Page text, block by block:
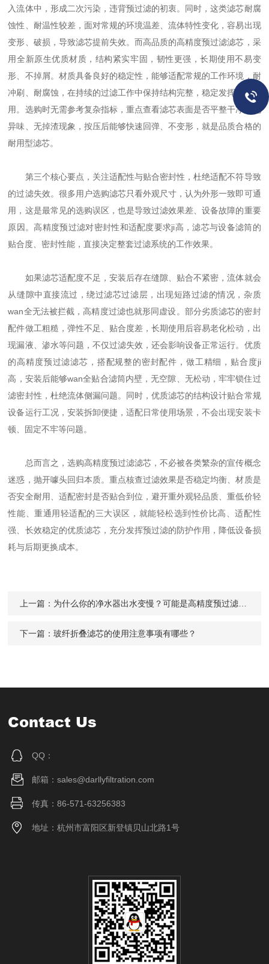
入流体中，形成二次污染，违背预过滤的初衷。同时，这类滤芯耐腐
蚀性、耐温性较差，面对常规的环境温差、流体特性变化，容易出现
变形、破损，导致滤芯提前失效。而高品质的高精度预过滤滤芯，采
用全新原生优质材质，结构紧实牢固，韧性更强，长期使用不易变
形、不掉屑。材质具备良好的稳定性，能够适配常规的工作环境，耐
冲刷、耐腐蚀，在持续的过滤工作中保持结构完整，稳定发挥过滤作
用。选购时无需参考复杂指标，重点查看滤芯表面是否平整干净、无
异味、无掉渣现象，按压后能够快速回弹、不变形，就是品质合格的
耐用型滤芯。
第三个核心要点，关注适配性与贴合密封性，杜绝适配不符导致
的过滤失效。很多用户选购滤芯只看外观尺寸，认为外形一致即可通
用，这是最常见的选购误区，也是导致过滤效果差、设备故障的重要
原因。高精度预过滤对密封性和适配度要求ji高，滤芯与设备滤筒的
贴合度、密封性能，直接决定整套过滤系统的工作效果。
如果滤芯适配度不足，安装后存在缝隙、贴合不紧密，流体就会
从缝隙中直接流过，绕过滤芯过滤层，出现短路过滤的情况，杂质
wan全无法被拦截，高精度过滤也就形同虚设。部分劣质滤芯的密封
配件做工粗糙，弹性不足、贴合度差，长期使用后容易老化松动，出
现漏液、渗水等问题，不仅过滤失效，还会影响设备正常运行。优质
的高精度预过滤滤芯，搭配规整的密封配件，做工精细，贴合度ji
高，安装后能够wan全贴合滤筒内壁，无空隙、无松动，牢牢锁住过
滤密封性，杜绝流体侧漏问题。同时，优质滤芯的结构设计贴合常规
设备运行工况，安装拆卸便捷，适配日常使用场景，不会出现安装卡
顿、固定不牢等问题。
总而言之，选购高精度预过滤滤芯，不必被各类繁杂的宣传概念
迷惑，抛开噱头回归本质。重点核查过滤效果是否稳定均衡、材质是
否安全耐用、适配密封是否贴合到位，避开重外观轻品质、重低价轻
性能、重通用轻适配的三大误区，就能轻松选到性价比高、适配性
强、长效稳定的优质滤芯，充分发挥预过滤的防护作用，降低设备损
耗与后期更换成本。
上一篇： 为什么你的净水器出水变慢？可能是高精度预过滤滤芯该更换了，附详细判断标准！
下一篇：玻纤折叠滤芯的使用注意事项有哪些？
Contact Us
QQ：
邮箱：sales@darllyfiltration.com
传真：86-571-63256383
地址：杭州市富阳区新登镇贝山北路1号